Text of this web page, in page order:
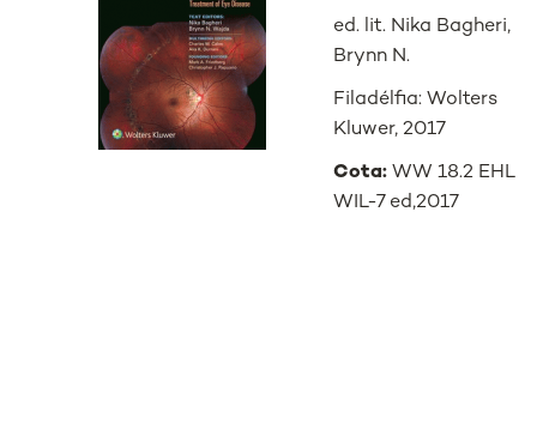
ed. lit. Nika Bagheri,
Brynn N.
Filadélfia: Wolters
Kluwer, 2017
Cota: WW 18.2 EHL
WIL-7 ed,2017